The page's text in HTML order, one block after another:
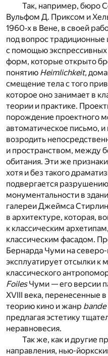
Так, например, бюро
Вульфом Д. Приксом и
1960‑х в Вене, в своей
под вопрос традиционные
с помощью экспрессивных
форм, которые открыто
понятию Heimlichkeit,
смещение тела с того
которое оно занимает в
теории и практике.
порождение проектного
автоматическое письмо,
возродить
и пространством, между
обитания. Эти же
хотя и без такого
подвергается
монументальности в
галереи Джеймса
в архитектуре, которая,
к классическим
классическим фасадом.
Бернарда Чуми на
эксплуатирует отсылки к
классического
FoilesЧуми — его версии
XVIII века, перенесенные
теорию кино и жанр bande
предлагая эстетику
неравновесия.
Так же, как и другие
направления, нью-